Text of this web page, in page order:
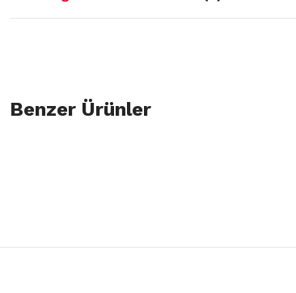
öneri formunu kullanarak tarafımıza iletebilirsiniz.
Benzer Ürünler